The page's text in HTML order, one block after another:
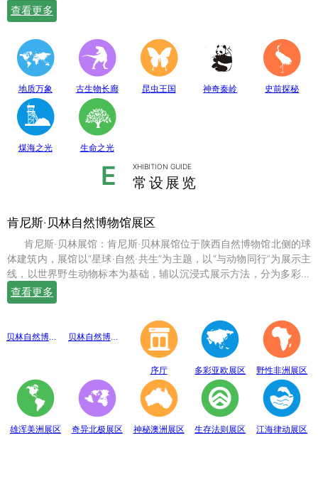
史前探秘、煤海之光和生命之光七个常设展厅，陈列有岩石鼻祖紫苏
斜长麻粒岩等矿物标本；有鱼龙、翼龙、马门溪龙、似银杏、新芦木
等珍贵的化石；有秦岭大熊猫、金丝猴、羚牛、朱鹮、珙桐、独叶草
等珍稀动植物标本，呈现出一幅绚丽多姿的地球生命物种演化图。
查看更多
地质万象 古生物长廊 昆虫王国 神奇秦岭 史前探秘
煤海之光 生命之光
E XHIBITION GUIDE
常设展览
肯尼斯·贝林自然博物馆展区
体建筑内，展馆以“星球·自然·共生”为主题，以“与动物同行”为展示主
线，以世界野生动物标本为基础，辅以沉浸式展示方法，分为多彩亚
欧、野性非洲、雄浑美洲、奇异北极、神秘澳洲、生存法则、江海律
动、穹幕影院、勇敢者通道、互动体验等10个展示体验区，共展出七
查看更多
贝林自然博物馆趣味互动展区 贝林自然博物馆山海经奇展区
序厅 多彩亚欧展区 野性非洲展区
雄浑美洲展区 奇异北极展区 神秘澳洲展区 生存法则展区 江海律动展区